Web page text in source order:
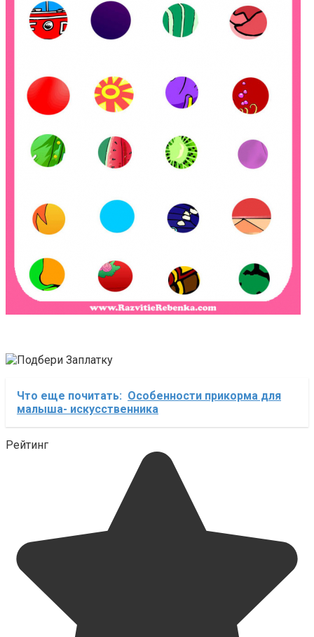
Что еще почитать: Особенности прикорма для
малыша- искусственника
Рейтинг